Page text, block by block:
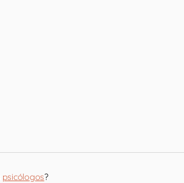
psicólogos?